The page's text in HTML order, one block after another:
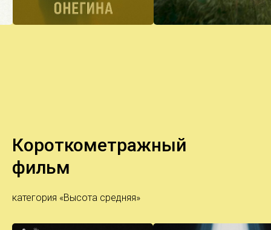
Короткометражный
фильм
категория «Высота средняя»